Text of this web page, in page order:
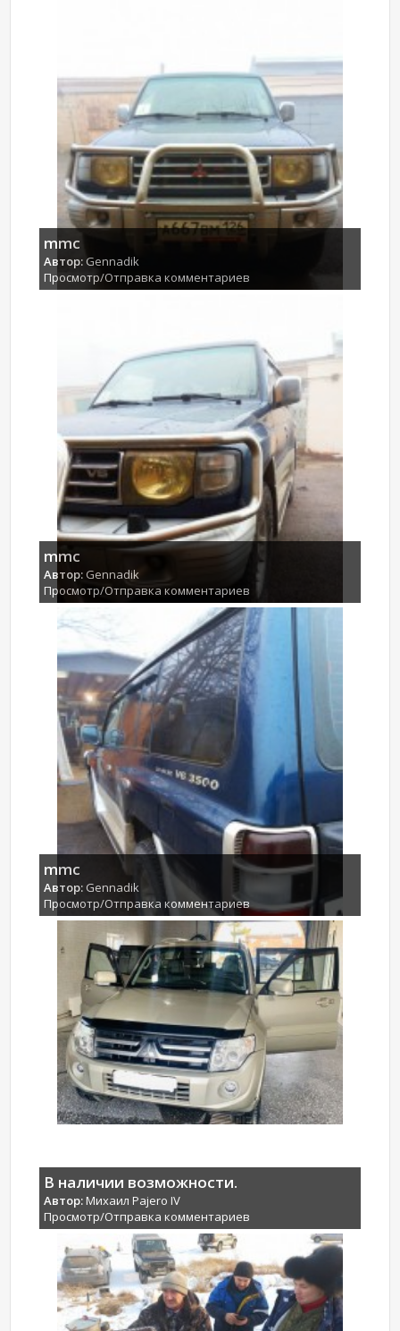
mmc
Автор:Gennadik
Просмотр/Отправка комментариев
mmc
Автор: Gennadik
Просмотр/Отправка комментариев
mmc
Автор:Gennadik
Просмотр/Отправка комментариев
В наличии возможности.
Автор:Михаил Pajero IV
Просмотр/Отправка комментариев